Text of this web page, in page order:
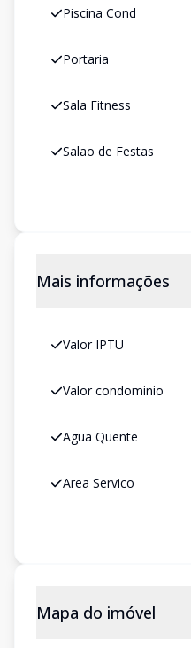
Piscina Cond
Portaria
Sala Fitness
Salao de Festas
Mais informações
Valor IPTU
Valor condominio
Agua Quente
Area Servico
Mapa do imóvel